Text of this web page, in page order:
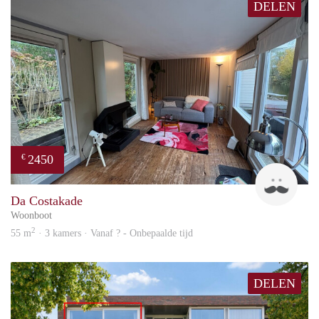
DELEN
€ 2450
Da Costakade
Woonboot
55 m2 · 3 kamers · Vanaf ? - Onbepaalde tijd
DELEN